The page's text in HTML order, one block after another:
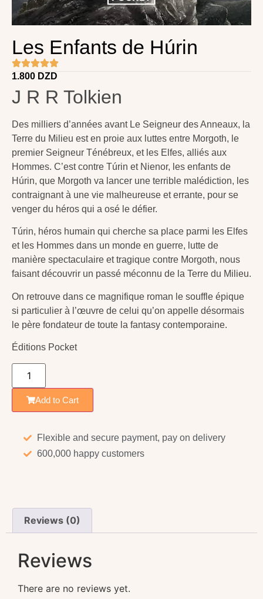
Les Enfants de Húrin
1.800 DZD
J R R Tolkien
Des milliers d’années avant Le Seigneur des Anneaux, la
Terre du Milieu est en proie aux luttes entre Morgoth, le
premier Seigneur Ténébreux, et les Elfes, alliés aux
Hommes. C’est contre Túrin et Nienor, les enfants de
Húrin, que Morgoth va lancer une terrible malédiction, les
contraignant à une vie malheureuse et errante, pour se
venger du héros qui a osé le défier.
Túrin, héros humain qui cherche sa place parmi les Elfes
et les Hommes dans un monde en guerre, lutte de
manière spectaculaire et tragique contre Morgoth, nous
faisant découvrir un passé méconnu de la Terre du Milieu.
On retrouve dans ce magnifique roman le souffle épique
si particulier à l’œuvre de celui qu’on appelle désormais
le père fondateur de toute la fantasy contemporaine.
Éditions Pocket
Add to Cart
Flexible and secure payment, pay on delivery
600,000 happy customers
Reviews (0)
Reviews
There are no reviews yet.